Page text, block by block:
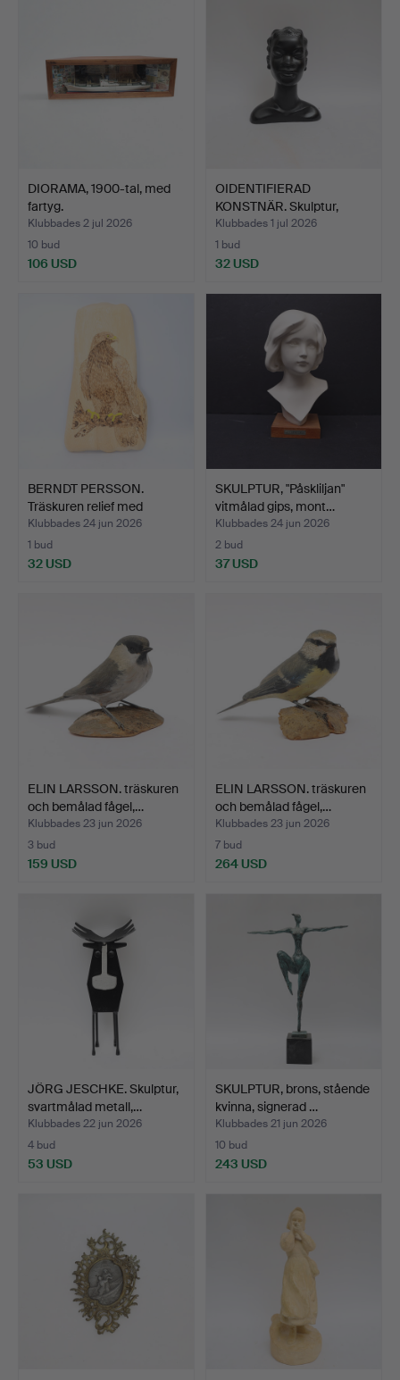
DIORAMA, 1900-tal, med
fartyg.
Klubbades 2 jul 2026
10 bud
106 USD
OIDENTIFIERAD
KONSTNÄR. Skulptur,
Afrikan,…
Klubbades 1 jul 2026
1 bud
32 USD
BERNDT PERSSON.
Träskuren relief med
pyrog…
Klubbades 24 jun 2026
1 bud
32 USD
SKULPTUR, "Påskliljan"
vitmålad gips, mont…
Klubbades 24 jun 2026
2 bud
37 USD
ELIN LARSSON. träskuren
och bemålad fågel,…
Klubbades 23 jun 2026
3 bud
159 USD
ELIN LARSSON. träskuren
och bemålad fågel,…
Klubbades 23 jun 2026
7 bud
264 USD
JÖRG JESCHKE. Skulptur,
svartmålad metall,…
Klubbades 22 jun 2026
4 bud
53 USD
SKULPTUR, brons, stående
kvinna, signerad …
Klubbades 21 jun 2026
10 bud
243 USD